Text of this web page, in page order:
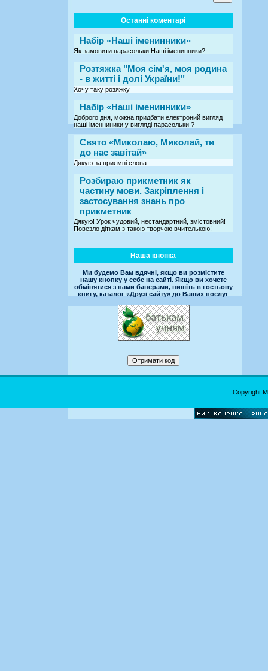
Останні коментарі
Набір «Наші іменинники»
Як замовити парасольки Наші іменинники?
Розтяжка "Моя сім'я, моя родина
- в житті і долі України!"
Хочу таку розяжку
Набір «Наші іменинники»
Доброго дня, можна придбати електроний вигляд
наші іменниники у вигляді парасольки ?
Свято «Миколаю, Миколай, ти
до нас завітай»
Дякую за приємні слова
Розбираю прикметник як
частину мови. Закріплення і
застосування знань про
прикметник
Дякую! Урок чудовий, нестандартний, змістовний!
Повезло діткам з такою творчою вчителькою!
Наша кнопка
Ми будемо Вам вдячні, якщо ви розмістите
нашу кнопку у себе на сайті. Якщо ви хочете
обмінятися з нами банерами, пишіть в гостьову
книгу, каталог «Друзі сайту» до Ваших послуг
Copyright